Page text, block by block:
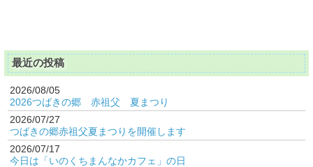
最近の投稿
2026/08/05
2026つばきの郷 赤祖父 夏まつり
2026/07/27
つばきの郷赤祖父夏まつりを開催します
2026/07/17
今日は「いのくちまんなかカフェ」の日